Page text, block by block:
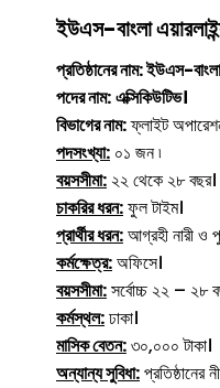
ইউএস-বাংলা
প্রতিষ্ঠানের নাম:ইউএস-বাংলা
পদের নাম:এক্সিকিউটিভ।
বিভাগের নাম:ফ্লাইট
পদসংখ্যা: ০১ জন ৷
বয়সসীমা: ২২ থেকে ২৮ বছর।
চাকরির ধরন:ফুল টাইম।
প্রার্থীর ধরন:আগ্রহী নারী ও
কর্মক্ষেত্র:অফিসে।
বয়সসীমা:সর্বোচ্চ ২২ – ২৮
কর্মস্থল:ঢাকা।
মাসিক বেতন:৩০,০০০ টাকা।
অন্যান্য সুবিধা:প্রতিষ্ঠানের